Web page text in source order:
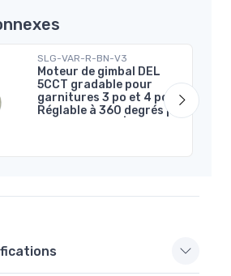
SLG-VAR-R-BN-V3
Moteur de gimbal DEL
5CCT gradable pour
garnitures 3 po et 4 po -
Réglable à 360 degrés |